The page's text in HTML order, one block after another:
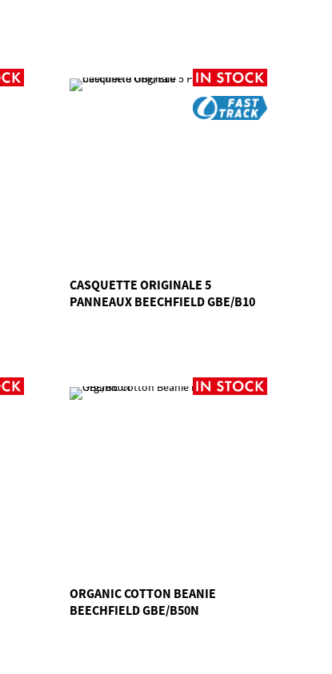
CASQUETTE ORIGINALE 5
PANNEAUX BEECHFIELD GBE/B10
ORGANIC COTTON BEANIE
BEECHFIELD GBE/B50N